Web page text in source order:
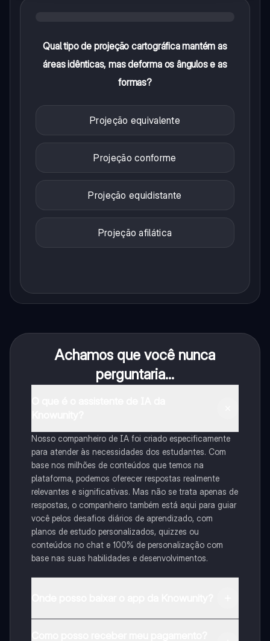
Qual tipo de projeção cartográfica mantém as
áreas idênticas, mas deforma os ângulos e as
formas?
Projeção equivalente
Projeção conforme
Projeção equidistante
Projeção afilática
Achamos que você nunca
perguntaria...
Nosso companheiro de IA foi criado especificamente
para atender às necessidades dos estudantes. Com
base nos milhões de conteúdos que temos na
plataforma, podemos oferecer respostas realmente
relevantes e significativas. Mas não se trata apenas de
respostas, o companheiro também está aqui para guiar
você pelos desafios diários de aprendizado, com
planos de estudo personalizados, quizzes ou
conteúdos no chat e 100% de personalização com
base nas suas habilidades e desenvolvimentos.